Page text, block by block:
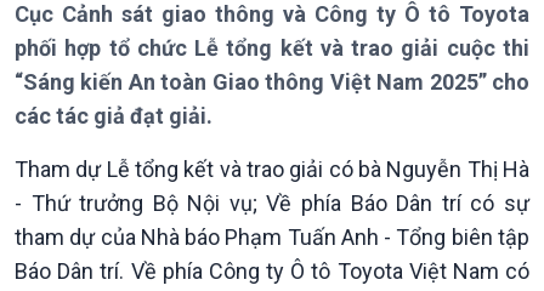
Cục Cảnh sát giao thông và Công ty Ô tô Toyota
phối hợp tổ chức Lễ tổng kết và trao giải cuộc thi
“Sáng kiến An toàn Giao thông Việt Nam 2025” cho
các tác giả đạt giải.
Tham dự Lễ tổng kết và trao giải có bà Nguyễn Thị Hà
- Thứ trưởng Bộ Nội vụ; Về phía Báo Dân trí có sự
tham dự của Nhà báo Phạm Tuấn Anh - Tổng biên tập
Báo Dân trí. Về phía Công ty Ô tô Toyota Việt Nam có